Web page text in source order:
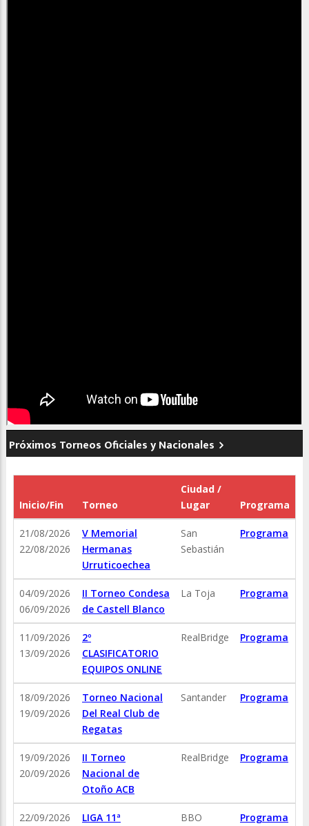
Próximos Torneos Oficiales y Nacionales
Inicio/Fin Torneo
Ciudad /
Lugar
Programa
21/08/2026
22/08/2026
V Memorial
Hermanas
Urruticoechea
San
Sebastián
Programa
04/09/2026
06/09/2026
II Torneo Condesa
de Castell Blanco
La Toja Programa
11/09/2026
13/09/2026
2º
CLASIFICATORIO
EQUIPOS ONLINE
RealBridge Programa
18/09/2026
19/09/2026
Torneo Nacional
Del Real Club de
Regatas
Santander Programa
19/09/2026
20/09/2026
II Torneo
Nacional de
Otoño ACB
RealBridge Programa
22/09/2026
LIGA 11ª BBO Programa